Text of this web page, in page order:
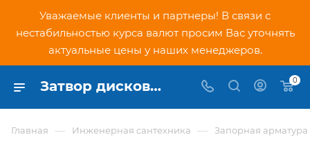
Уважаемые клиенты и партнеры! В связи с
нестабильностью курса валют просим Вас уточнять
актуальные цены у наших менеджеров.
Затвор дисковый поворотный с редуктором никелированный чугун Ду-250 Ру16 Китай - купить по низкой цене в Москве, интернет-магазин PNDtech.ru 0
Главная — Инженерная сантехника — Запорная арматура